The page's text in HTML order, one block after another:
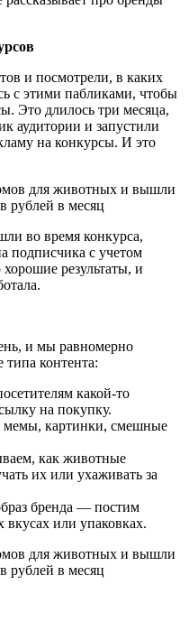
и посмотрели, в каких
с этими пабликами, чтобы
Это длилось три месяца,
аудитории и запустили
на конкурсы. И это
во время конкурса,
подписчика с учетом
результаты, и
и мы равномерно
контента:
какой-то
на покупку.
картинки, смешные
как животные
их или ухаживать за
бренда — постим
или упаковках.